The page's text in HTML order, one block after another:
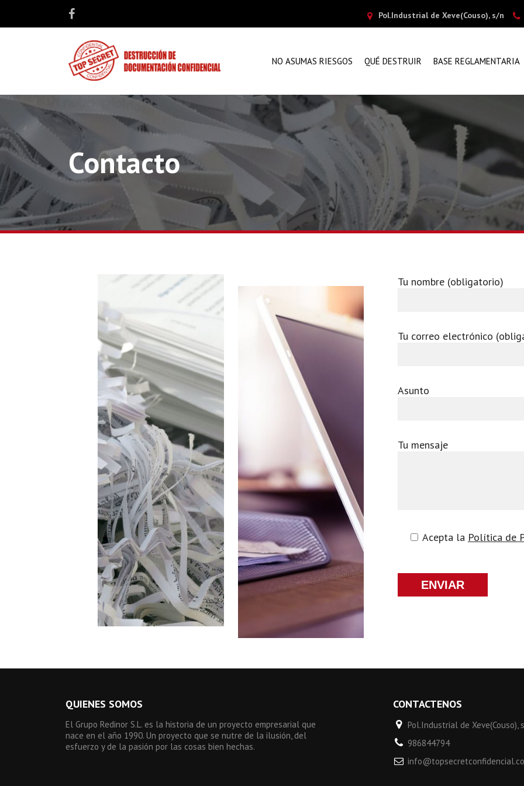
Pol.Industrial de Xeve(Couso), s/n
NO ASUMAS RIESGOS QUÉ DESTRUIR BASE REGLAMENTARIA
Contacto
Tu nombre (obligatorio)
Tu correo electrónico
Asunto
Tu mensaje
Acepta la Política de
QUIENES SOMOS
El Grupo Redinor S.L. es la historia de un proyecto empresarial que
nace en el año 1990. Un proyecto que se nutre de la ilusión, del
esfuerzo y de la pasión por las cosas bien hechas.
CONTACTENOS
Pol.Industrial de Xeve(Couso),
986844794